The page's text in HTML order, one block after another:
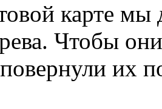
карте мы
Чтобы
их